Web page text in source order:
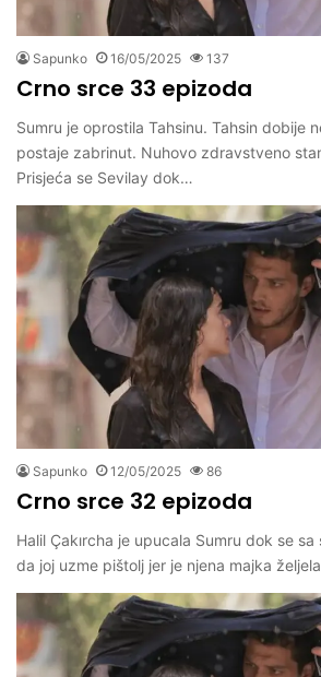
Sapunko 16/05/2025 137
Crno srce 33 epizoda
Sumru je oprostila Tahsinu. Tahsin dobije
postaje zabrinut. Nuhovo zdravstveno
Prisjeća se Sevilay dok…
Sapunko 12/05/2025 86
Crno srce 32 epizoda
Halil Çakırcha je upucala Sumru dok se
da joj uzme pištolj jer je njena majka